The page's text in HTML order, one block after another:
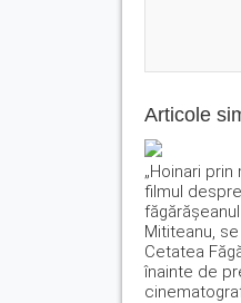
Articole
„Hoinari prin
filmul despre
Mititeanu,
Cetatea
înainte de